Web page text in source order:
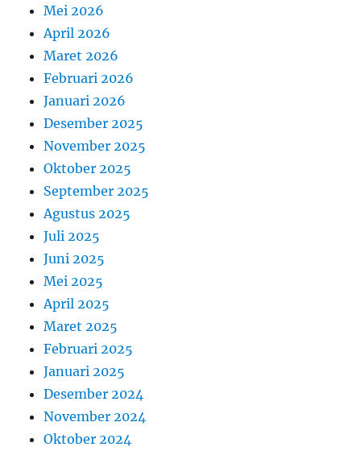
Mei 2026
April 2026
Maret 2026
Februari 2026
Januari 2026
Desember 2025
November 2025
Oktober 2025
September 2025
Agustus 2025
Juli 2025
Juni 2025
Mei 2025
April 2025
Maret 2025
Februari 2025
Januari 2025
Desember 2024
November 2024
Oktober 2024